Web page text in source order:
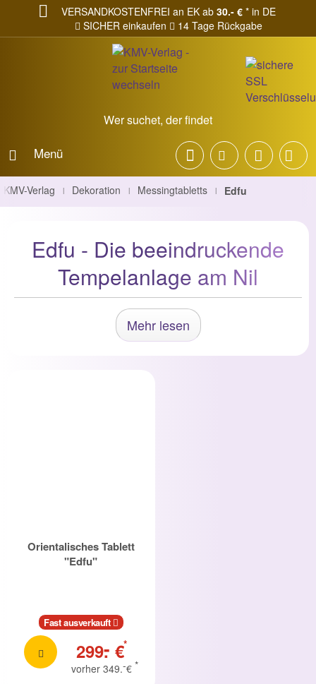
VERSANDKOSTENFREI an EK ab 30.- € * in DE
SICHER einkaufen
14 Tage Rückgabe
Wer suchet, der findet
Menü
KMV-Verlag | Dekoration | Messingtabletts | Edfu
Edfu - Die beeindruckende
Tempelanlage am Nil
Mehr lesen
Orientalisches Tablett
"Edfu"
Fast ausverkauft
299.
- €
*
vorher 349.-€ *